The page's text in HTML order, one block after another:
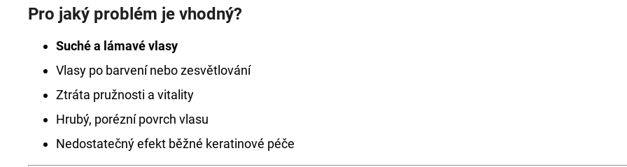
Pro jaký problém je vhodný?
Suché a lámavé vlasy
Vlasy po barvení nebo zesvětlování
Ztráta pružnosti a vitality
Hrubý, porézní povrch vlasu
Nedostatečný efekt běžné keratinové péče